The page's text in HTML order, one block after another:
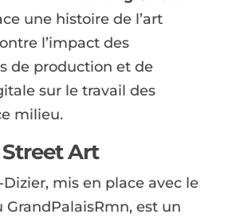
une histoire de l’art
l’impact des
de production et de
sur le travail des
milieu.
Art
Dizier, mis en place avec le
GrandPalaisRmn, est un